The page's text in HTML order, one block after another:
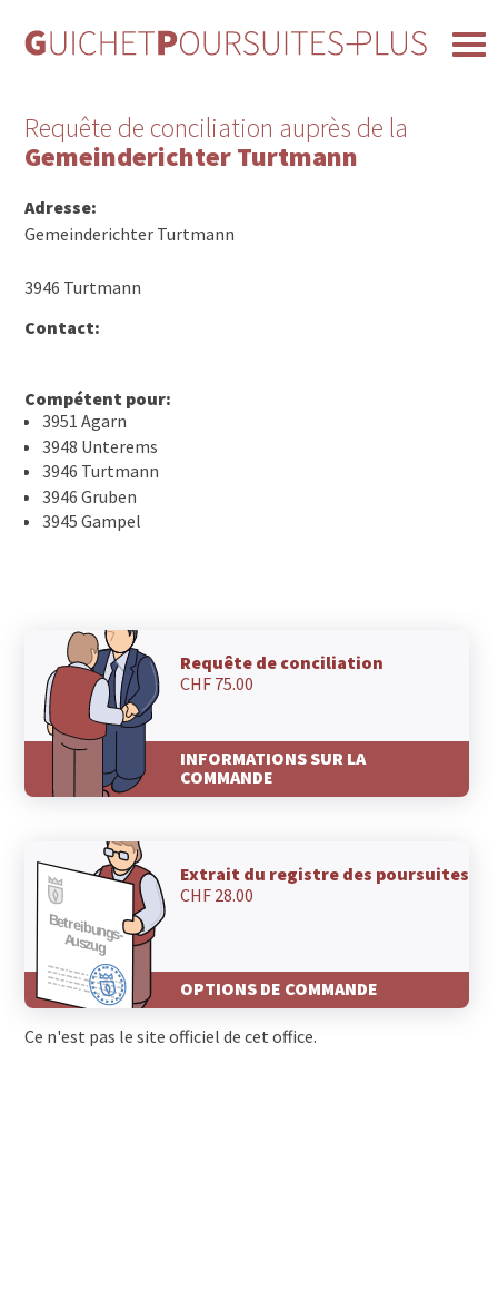
Requête de conciliation auprès de la
Gemeinderichter Turtmann
Adresse:
Gemeinderichter Turtmann
3946 Turtmann
Contact:
Compétent pour:
3951 Agarn
3948 Unterems
3946 Turtmann
3946 Gruben
3945 Gampel
Requête de conciliation
CHF 75.00
INFORMATIONS SUR LA
COMMANDE
Extrait du registre des poursuites
CHF 28.00
OPTIONS DE COMMANDE
Ce n'est pas le site officiel de cet office.